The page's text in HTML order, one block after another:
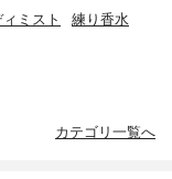
ィミスト 練り香水
カテゴリ一覧へ